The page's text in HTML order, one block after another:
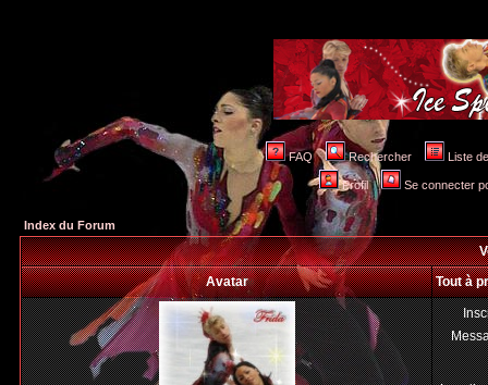
FAQ Rechercher Liste
Profil Se connecter
Index du Forum
Avatar
Tout à